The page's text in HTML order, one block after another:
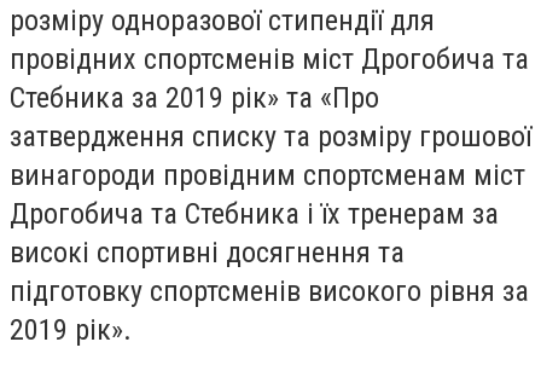
розміру одноразової стипендії для
провідних спортсменів міст Дрогобича та
Стебника за 2019 рік» та «Про
затвердження списку та розміру грошової
винагороди провідним спортсменам міст
Дрогобича та Стебника і їх тренерам за
високі спортивні досягнення та
підготовку спортсменів високого рівня за
2019 рік».